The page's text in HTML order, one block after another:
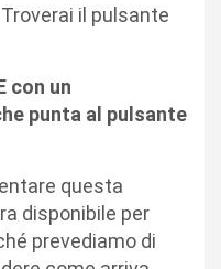
il pulsante
con un
punta al pulsante
questa
disponibile per
prevediamo di